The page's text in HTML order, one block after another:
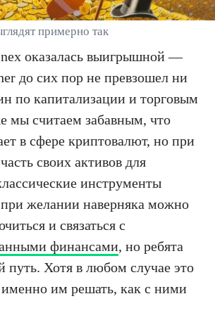
примерно так
оказалась выигрышной —
до сих пор не превзошел ни
по капитализации и торговым
мы считаем забавным, что
в сфере криптовалют, но при
своих активов для
инструменты
желании наверняка можно
и связаться с
финансами, но ребята
путь. Хотя в любом случае это
им решать, как с ними